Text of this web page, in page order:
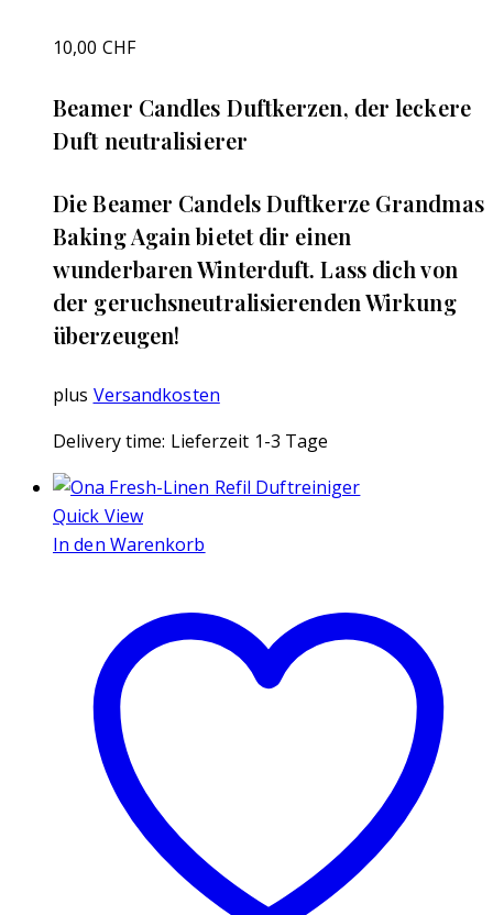
10,00 CHF
Beamer Candles Duftkerzen, der leckere
Duft neutralisierer
Die Beamer Candels Duftkerze Grandmas
Baking Again bietet dir einen
wunderbaren Winterduft. Lass dich von
der geruchsneutralisierenden Wirkung
überzeugen!
plus Versandkosten
Delivery time: Lieferzeit 1-3 Tage
Quick View
In den Warenkorb